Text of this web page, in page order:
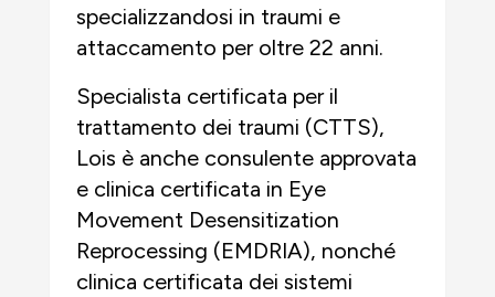
specializzandosi in traumi e
attaccamento per oltre 22 anni.
Specialista certificata per il
trattamento dei traumi (CTTS),
Lois è anche consulente approvata
e clinica certificata in Eye
Movement Desensitization
Reprocessing (EMDRIA), nonché
clinica certificata dei sistemi